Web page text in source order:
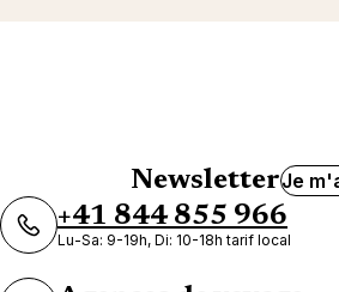
NewsletterJe
+41 844 855 966
Lu-Sa: 9-19h, Di: 10-18h tarif local